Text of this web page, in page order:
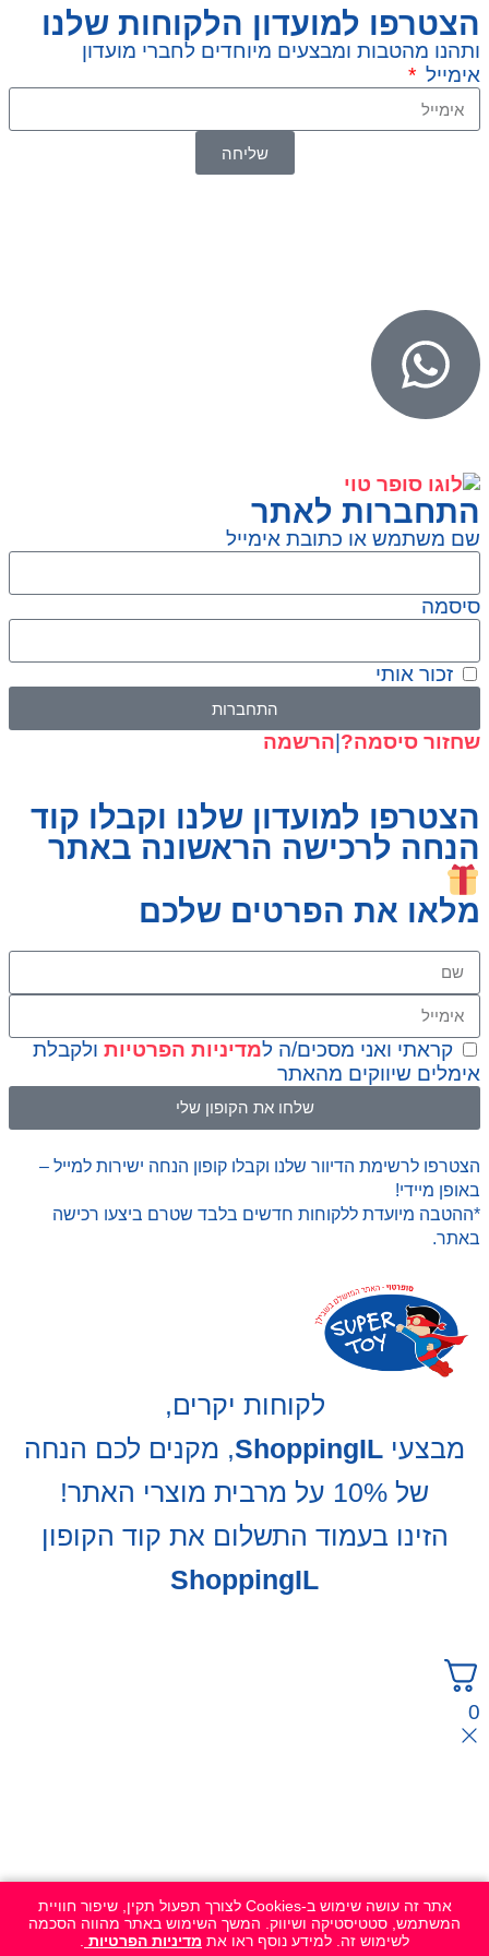
הצטרפו למועדון הלקוחות שלנו
ותהנו מהטבות ומבצעים מיוחדים לחברי מועדון
אימייל
שליחה
אתר זה עושה שימוש ב-Cookies לצורך תפעול תקין, שיפור חוויית
המשתמש, סטטיסטיקה ושיווק. המשך השימוש באתר מהווה הסכמה
לשימוש זה. למידע נוסף ראו את מדיניות הפרטיות
התחברות לאתר
שם משתמש או כתובת אימייל
סיסמה
זכור אותי
התחברות
שחזור סיסמה? הרשמה
הצטרפו למועדון שלנו וקבלו קוד
הנחה לרכישה הראשונה באתר
מלאו את הפרטים שלכם
קראתי ואני מסכים/ה למדיניות הפרטיות ולקבלת
אימלים שיווקים מהאתר
שלחו את הקופון שלי
הצטרפו לרשימת הדיוור שלנו וקבלו קופון הנחה ישירות למייל –
באופן מיידי!
*ההטבה מיועדת ללקוחות חדשים בלבד שטרם ביצעו רכישה
באתר.
לקוחות יקרים,
מבצעי ShoppingIL, מקנים לכם הנחה
של 10% על מרבית מוצרי האתר!
הזינו בעמוד התשלום את קוד הקופון
ShoppingIL
0